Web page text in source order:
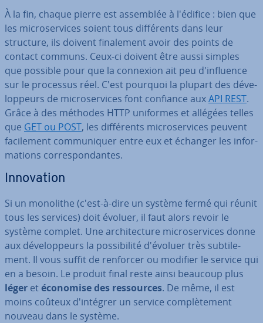
À la fin, chaque pierre est assemblée à l'édifice : bien que
les mi­cro­ser­vices soient tous dif­fé­rents dans leur
structure, ils doivent fi­na­le­ment avoir des points de
contact communs. Ceux-ci doivent être aussi simples
que possible pour que la connexion ait peu d'in­fluence
sur le processus réel. C'est pourquoi la plupart des dé­ve­
lop­peurs de mi­cro­ser­vices font confiance auxAPI REST.
Grâce à des méthodes HTTP uniformes et allégées telles
que GET ou POST, les dif­fé­rents mi­cro­ser­vices peuvent
fa­ci­le­ment com­mu­ni­quer entre eux et échanger les in­for­
ma­tions cor­res­pon­dantes.
In­no­va­tion
Si un monolithe (c'est-à-dire un système fermé qui réunit
tous les services) doit évoluer, il faut alors revoir le
système complet. Une ar­chi­tec­ture mi­cro­ser­vices donne
aux dé­ve­lop­peurs la pos­si­bi­lité d'évoluer très sub­ti­le­
ment. Il vous suffit de renforcer ou modifier le service qui
en a besoin. Le produit final reste ainsi beaucoup plus
léger etéconomise des res­sources. De même, il est
moins coûteux d'in­té­grer un service com­plè­te­ment
nouveau dans le système.